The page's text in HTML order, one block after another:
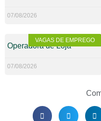
07/08/2026
VAGAS DE EMPREGO
Operadora de Loja
07/08/2026